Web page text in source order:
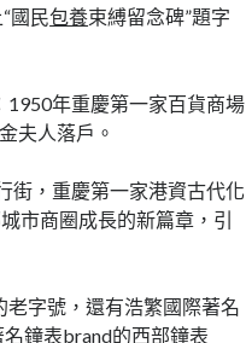
國民包養束縛留念碑”題字
年重慶第一家百貨商場
夫人落戶。
街，重慶第一家港資古代化
市商圈成長的新篇章，引
字號，還有浩繁國際著名
鐘表brand的西部鐘表